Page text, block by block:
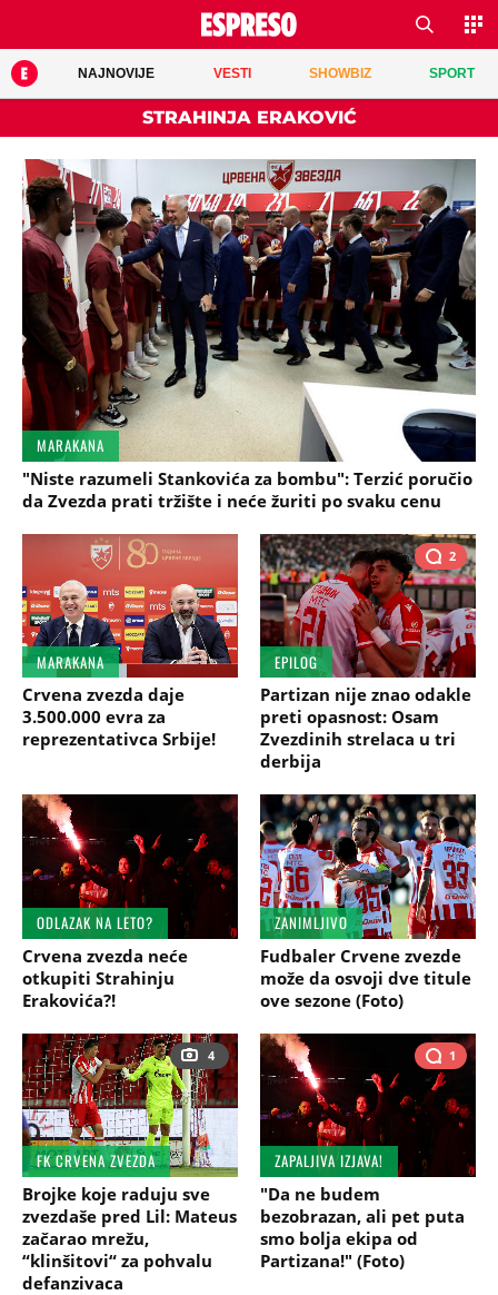
NAJNOVIJE VESTI SHOWBIZ SPORT
STRAHINJA ERAKOVIĆ
MARAKANA
"Niste razumeli Stankovića za bombu": Terzić poručio
da Zvezda prati tržište i neće žuriti po svaku cenu
MARAKANA
Crvena zvezda daje
3.500.000 evra za
reprezentativca Srbije!
2
EPILOG
Partizan nije znao odakle
preti opasnost: Osam
Zvezdinih strelaca u tri
derbija
ODLAZAK NA LETO?
Crvena zvezda neće
otkupiti Strahinju
Erakovića?!
ZANIMLJIVO
Fudbaler Crvene zvezde
može da osvoji dve titule
ove sezone (Foto)
4
FK CRVENA ZVEZDA
Brojke koje raduju sve
zvezdaše pred Lil: Mateus
začarao mrežu,
“klinšitovi“ za pohvalu
defanzivaca
1
ZAPALJIVA IZJAVA!
"Da ne budem
bezobrazan, ali pet puta
smo bolja ekipa od
Partizana!" (Foto)